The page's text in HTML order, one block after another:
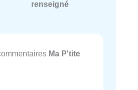
renseigné
Ma P'tite